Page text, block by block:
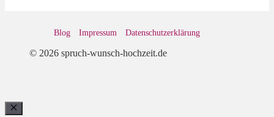
Blog Impressum Datenschutz­erklärung
© 2026 spruch-wunsch-hochzeit.de